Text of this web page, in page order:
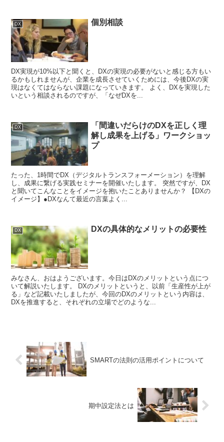
DX 個別相談
DX実現が10%以下と聞くと、DXの実現の必要がないと感じる方もい
るかもしれませんが、企業を成長させていくためには、今後DXの実
現はなくてはならない課題になっていきます。 よく、DXを実現した
いという相談されるのですが、「なぜDXを...
DX
「間違いだらけのDXを正しく理
解し成果を上げる」ワークショッ
プ
たった、1時間でDX（デジタルトランスフォーメーション）を理解
し、成果に繋げる実践セミナーを開催いたします。 突然ですが、DX
と聞いてこんなことをイメージを抱いたことありませんか？ 【DXの
イメージ】●DXなんて最近の言葉よく...
DX DXの具体的なメリットの必要性
みなさん、おはようございます。今日はDXのメリットという点につ
いて解説いたします。 DXのメリットというと、以前「生産性が上が
る」など記載いたしましたが、今回のDXのメリットという内容は、
DXを推進すると、それぞれの立場でどのような...
SMARTの法則の活用ポイントについて
期中設定法とは